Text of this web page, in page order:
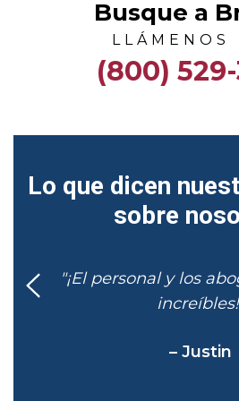
Busque a
LLÁMENOS
(800)
Lo que dicen
sobre
"¡El personal y los
– Justin